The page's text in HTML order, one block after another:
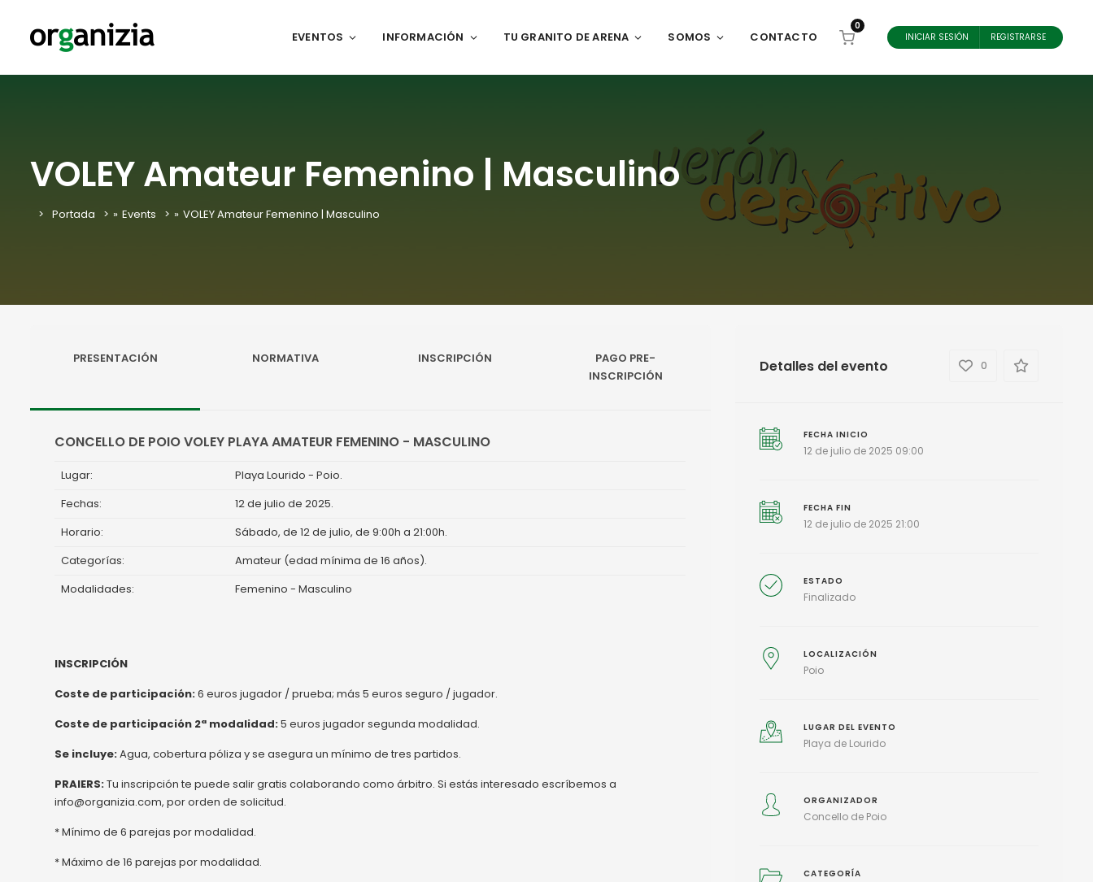
EVENTOS INFORMACIÓN TU GRANITO DE ARENA SOMOS CONTACTO
0
INICIAR SESIÓN REGISTRARSE
VOLEY Amateur Femenino | Masculino
Portada » Events » VOLEY Amateur Femenino | Masculino
PRESENTACIÓN NORMATIVA INSCRIPCIÓN
PAGO PRE-
INSCRIPCIÓN
CONCELLO DE POIO VOLEY PLAYA AMATEUR FEMENINO - MASCULINO
Lugar:
Playa Lourido - Poio.
Fechas:
12 de julio de 2025.
Horario:
Sábado, de 12 de julio, de 9:00h a 21:00h.
Categorías:
Amateur (edad mínima de 16 años).
Modalidades:
Femenino - Masculino
INSCRIPCIÓN
Coste de participación:6 euros jugador / prueba; más 5 euros seguro / jugador.
Coste de participación 2ª modalidad:5 euros jugador segunda modalidad.
Se incluye:Agua, cobertura póliza y se asegura un mínimo de tres partidos.
PRAIERS:Tu inscripción te puede salir gratis colaborando como árbitro. Si estás interesado escríbemos a
info@organizia.com, por orden de solicitud.
* Mínimo de 6 parejas por modalidad.
* Máximo de 16 parejas por modalidad.
Detalles del evento 0
FECHA INICIO
12 de julio de 2025 09:00
FECHA FIN
12 de julio de 2025 21:00
ESTADO
Finalizado
LOCALIZACIÓN
Poio
LUGAR DEL EVENTO
Playa de Lourido
ORGANIZADOR
Concello de Poio
CATEGORÍA